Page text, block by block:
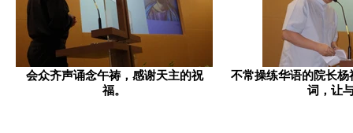
会众齐声诵念午祷，感谢天主的祝
福。
不常操练华语的院长
词，让